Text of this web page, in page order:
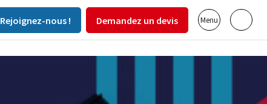
Rejoignez-nous ! Demandez un devis Menu